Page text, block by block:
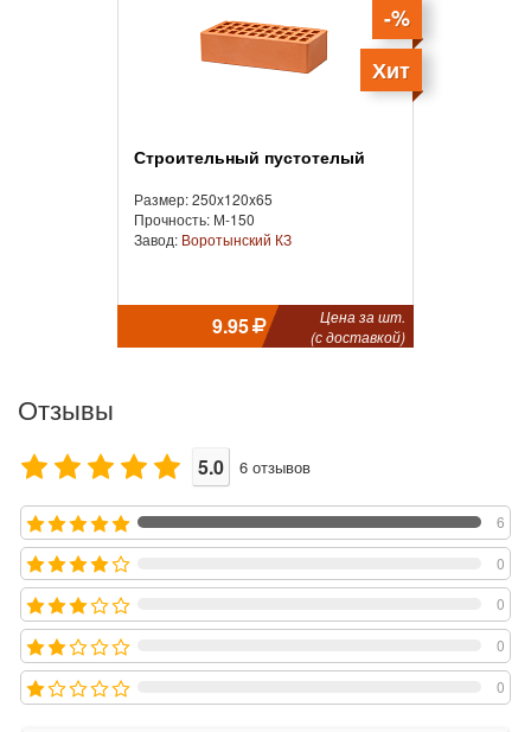
-%
Хит
Строительный пустотелый
Размер: 250x120x65
Прочность: М-150
Завод: Воротынский КЗ
9.95
Цена за шт.
(с доставкой)
Отзывы
5.0 6 отзывов
6
0
0
0
0